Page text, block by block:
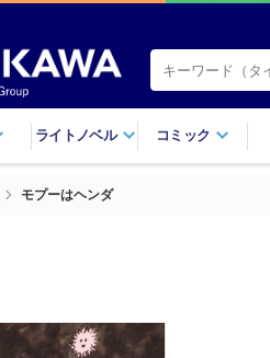
ライトノベル コミック
モプーはヘンダ